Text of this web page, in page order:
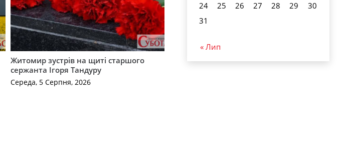
Житомир зустрів на щиті старшого
сержанта Ігоря Тандуру
Середа, 5 Серпня, 2026
24
25 26 27 28 29
30
31
« Лип